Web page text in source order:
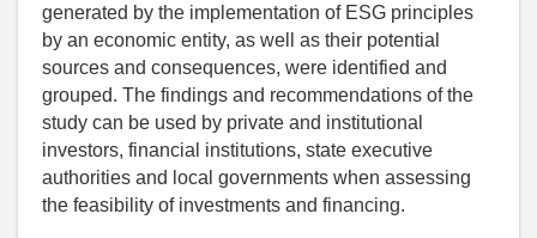
generated by the implementation of ESG principles
by an economic entity, as well as their potential
sources and consequences, were identified and
grouped. The findings and recommendations of the
study can be used by private and institutional
investors, financial institutions, state executive
authorities and local governments when assessing
the feasibility of investments and financing.